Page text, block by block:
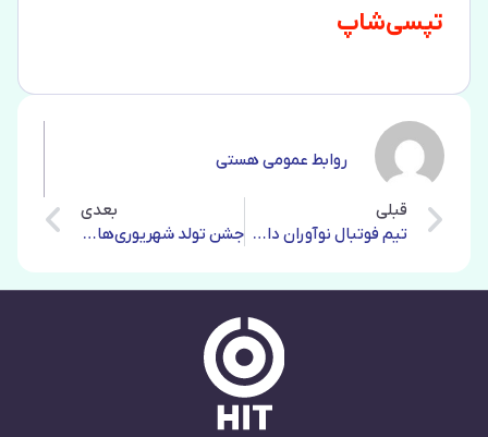
تپسی‌شاپ
روابط عمومی هستی
قبلی
تیم فوتبال نوآوران دادوستد هستی، تیم اخلاق جشنواره ورزشی کوروش
بعدی
جشن تولد شهریوری‌های دوست‌داشتنی!